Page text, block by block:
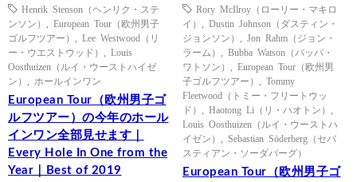
Henrik Stenson（ヘンリク・ステ
ンソン）
European Tour（欧州男子
ゴルフツアー）
Lee Westwood（リ
ー・ウエストウッド）
Louis
Oosthuizen（ルイ・ウーストハイゼ
ン）
ホールインワン
European Tour（欧州男子ゴ
ルフツアー）の今年のホール
インワン全部見せます｜
Every Hole In One from the
Year｜Best of 2019
Rory McIlroy（ローリー・マキロ
イ）
Dustin Johnson（ダスティン・
ジョンソン）
Jon Rahm（ジョン・
ラーム）
Bubba Watson（バッバ・
ワトソン）
European Tour（欧州男
子ゴルフツアー）
Tommy
Fleetwood（トミー・フリートウッ
ド）
Haotong Li（リ・ハオトン）
Louis Oosthuizen（ルイ・ウーストハ
イゼン）
Sebastian Söderberg（セバ
スティアン・ソーダバーグ）
European Tour（欧州男子ゴ